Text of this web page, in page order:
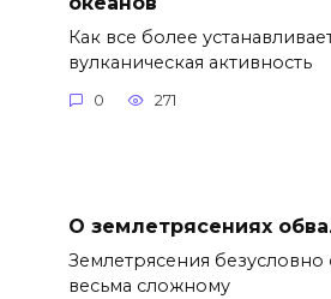
Как все более
вулканическая активность
0 271
О землетрясениях
Землетрясения безусловно
весьма сложному